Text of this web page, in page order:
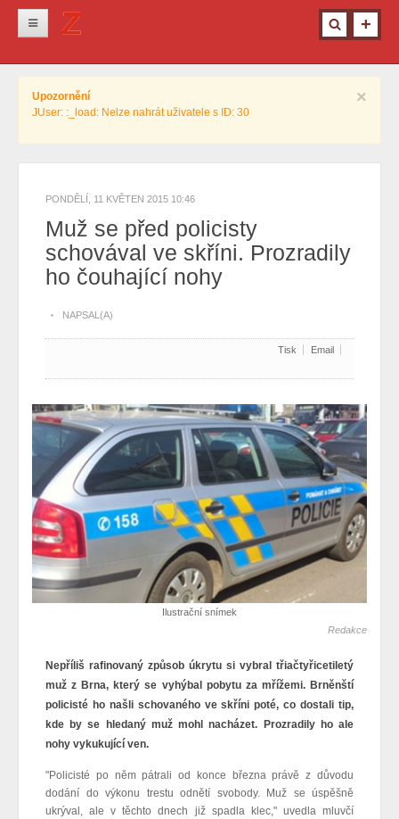
Krimi
Info z města
Pro ženy
Ostatní
×
Upozornění
JUser: :_load: Nelze nahrát uživatele s ID: 30
PONDĚLÍ, 11 KVĚTEN 2015 10:46
Muž se před policisty
schovával ve skříni. Prozradily
ho čouhající nohy
NAPSAL(A)
Tisk Email
Ilustrační snímek
Redakce
Nepříliš rafinovaný způsob úkrytu si vybral třiačtyřicetiletý
muž z Brna, který se vyhýbal pobytu za mřížemi. Brněnští
policisté ho našli schovaného ve skříni poté, co dostali tip,
kde by se hledaný muž mohl nacházet. Prozradily ho ale
nohy vykukující ven.
"Policisté po něm pátrali od konce března právě z důvodu
dodání do výkonu trestu odnětí svobody. Muž se úspěšně
ukrýval, ale v těchto dnech již spadla klec," uvedla mluvčí